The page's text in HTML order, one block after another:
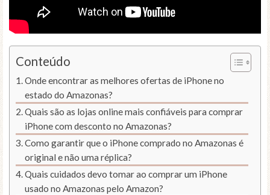
Conteúdo
Onde encontrar as melhores ofertas de iPhone no
estado do Amazonas?
Quais são as lojas online mais confiáveis para comprar
iPhone com desconto no Amazonas?
Como garantir que o iPhone comprado no Amazonas é
original e não uma réplica?
Quais cuidados devo tomar ao comprar um iPhone
usado no Amazonas pelo Amazon?